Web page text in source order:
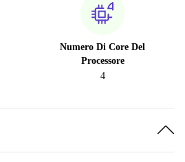
Numero Di Core Del
Processore
4